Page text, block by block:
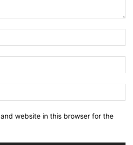
website in this browser for the